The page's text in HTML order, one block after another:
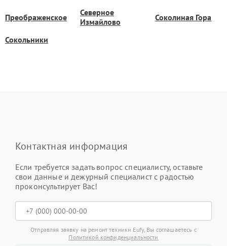
Преображенское
Северное
Измайлово
Соколиная Гора
Сокольники
Контактная информация
Если требуется задать вопрос специалисту, оставьте
свои данные и дежурный специалист с радостью
проконсультирует Вас!
Отправляя заявку на ремонт техники Eufy, Вы соглашаетесь с
Политикой конфиденциальности